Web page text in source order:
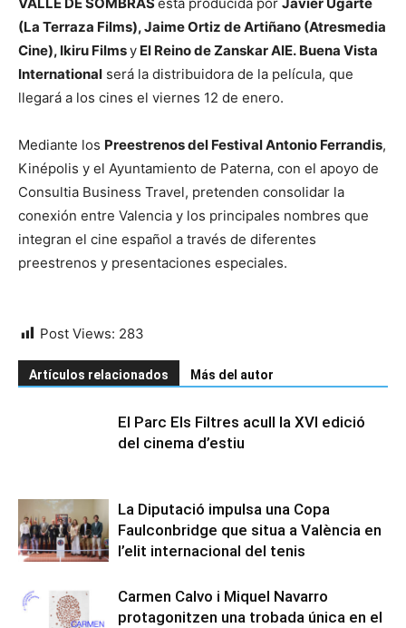
(La Terraza Films), Jaime Ortiz de Artiñano (Atresmedia
Cine), Ikiru Filmsy El Reino de Zanskar AIE. Buena Vista
International será la distribuidora de la película, que
llegará a los cines el viernes 12 de enero.
Mediante los Preestrenos del Festival Antonio Ferrandis,
Kinépolis y el Ayuntamiento de Paterna, con el apoyo de
Consultia Business Travel, pretenden consolidar la
conexión entre Valencia y los principales nombres que
integran el cine español a través de diferentes
preestrenos y presentaciones especiales.
Post Views: 283
Artículos relacionados Más del autor
El Parc Els Filtres acull la XVI edició
del cinema d’estiu
La Diputació impulsa una Copa
Faulconbridge que situa a València en
l’elit internacional del tenis
Carmen Calvo i Miquel Navarro
protagonitzen una trobada única en el